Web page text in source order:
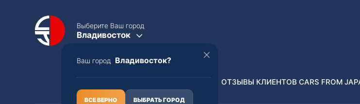
Выберите Ваш город
Владивосток
Ваш город Владивосток?
ВСЕ ВЕРНО ВЫБРАТЬ ГОРОД
ОТЗЫВЫ КЛИЕНТОВ CARS FROM